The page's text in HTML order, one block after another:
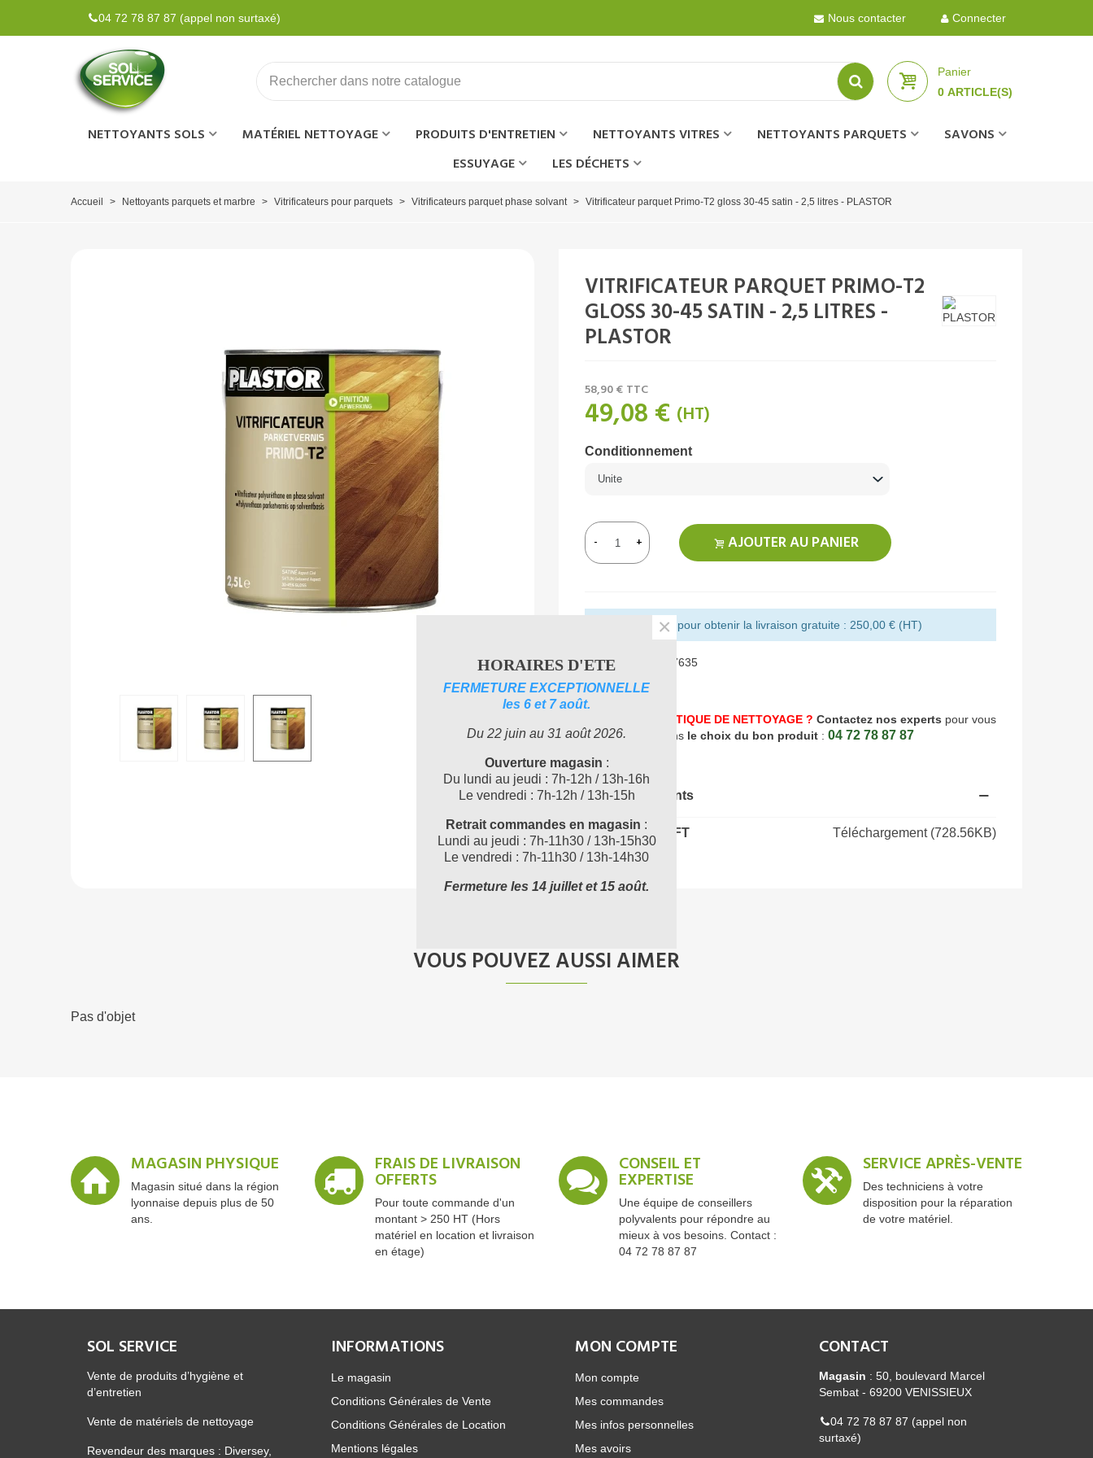
04 72 78 87 87 (appel non surtaxé) Nous contacter Connecter
Panier
0 ARTICLE(S)
NETTOYANTS SOLS MATÉRIEL NETTOYAGE PRODUITS D'ENTRETIEN NETTOYANTS VITRES NETTOYANTS PARQUETS
SAVONS
ESSUYAGE
LES DÉCHETS
Accueil > Nettoyants parquets et marbre > Vitrificateurs pour parquets > Vitrificateurs parquet phase solvant > Vitrificateur parquet Primo-T2 gloss 30-45 satin - 2,5 litres - PLASTOR
VITRIFICATEUR PARQUET PRIMO-T2
GLOSS 30-45 SATIN - 2,5 LITRES -
PLASTOR
58,90 € TTC
49,08 € (HT)
Conditionnement
- + AJOUTER AU PANIER
Montant restant pour obtenir la livraison gratuite : 250,00 € (HT)
Référence: PL107635
Aimer 0
UNE PROBLEMATIQUE DE NETTOYAGE ? Contactez nos experts pour vous
accompagner dans le choix du bon produit : 04 72 78 87 87
Documents joints
PL107635_FT Téléchargement (728.56KB)
VOUS POUVEZ AUSSI AIMER
Pas d'objet
MAGASIN PHYSIQUE
Magasin situé dans la région
lyonnaise depuis plus de 50
ans.
FRAIS DE LIVRAISON
OFFERTS
Pour toute commande d'un
montant > 250 HT (Hors
matériel en location et livraison
en étage)
CONSEIL ET
EXPERTISE
Une équipe de conseillers
polyvalents pour répondre au
mieux à vos besoins. Contact :
04 72 78 87 87
SERVICE APRÈS-VENTE
Des techniciens à votre
disposition pour la réparation
de votre matériel.
INFORMATIONS
Le magasin
Conditions Générales de Vente
Conditions Générales de Location
Mentions légales
MON COMPTE
Mon compte
Mes commandes
Mes infos personnelles
Mes avoirs
SOL SERVICE
Vente de produits d’hygiène et
d’entretien
Vente de matériels de nettoyage
Revendeur des marques : Diversey,
CONTACT
Magasin : 50, boulevard Marcel
Sembat - 69200 VENISSIEUX
04 72 78 87 87 (appel non
surtaxé)
HORAIRES D'ETE
FERMETURE EXCEPTIONNELLE
les 6 et 7 août.
Du 22 juin au 31 août 2026.
Ouverture magasin :
Du lundi au jeudi : 7h-12h / 13h-16h
Le vendredi : 7h-12h / 13h-15h
Retrait commandes en magasin :
Lundi au jeudi : 7h-11h30 / 13h-15h30
Le vendredi : 7h-11h30 / 13h-14h30
Fermeture les 14 juillet et 15 août.
×